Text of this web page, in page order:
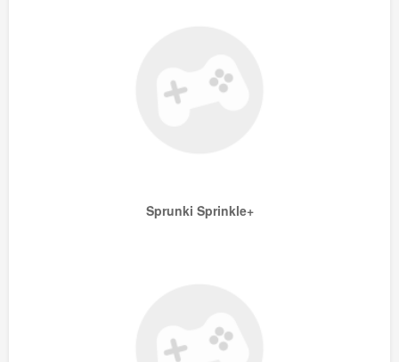
Sprunki Sprinkle+